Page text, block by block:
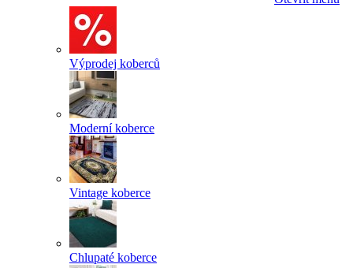
Výprodej koberců
Moderní koberce
Vintage koberce
Chlupaté koberce